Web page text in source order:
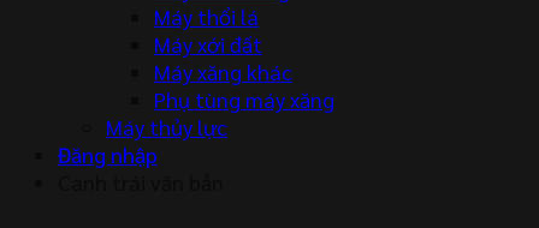
Máy thổi lá
Máy xới đất
Máy xăng khác
Phụ tùng máy xăng
Máy thủy lực
Đăng nhập